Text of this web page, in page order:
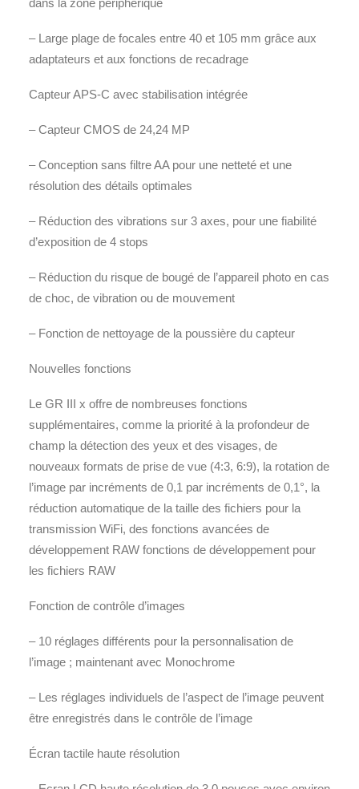
dans la zone périphérique
– Large plage de focales entre 40 et 105 mm grâce aux
adaptateurs et aux fonctions de recadrage
Capteur APS-C avec stabilisation intégrée
– Capteur CMOS de 24,24 MP
– Conception sans filtre AA pour une netteté et une
résolution des détails optimales
– Réduction des vibrations sur 3 axes, pour une fiabilité
d’exposition de 4 stops
– Réduction du risque de bougé de l’appareil photo en cas
de choc, de vibration ou de mouvement
– Fonction de nettoyage de la poussière du capteur
Nouvelles fonctions
Le GR III x offre de nombreuses fonctions
supplémentaires, comme la priorité à la profondeur de
champ la détection des yeux et des visages, de
nouveaux formats de prise de vue (4:3, 6:9), la rotation de
l’image par incréments de 0,1 par incréments de 0,1°, la
réduction automatique de la taille des fichiers pour la
transmission WiFi, des fonctions avancées de
développement RAW fonctions de développement pour
les fichiers RAW
Fonction de contrôle d’images
– 10 réglages différents pour la personnalisation de
l’image ; maintenant avec Monochrome
– Les réglages individuels de l’aspect de l’image peuvent
être enregistrés dans le contrôle de l’image
Écran tactile haute résolution